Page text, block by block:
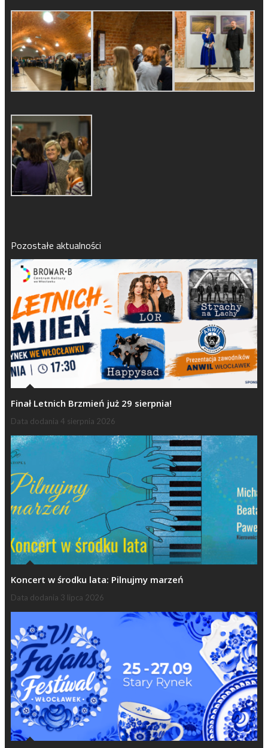
Pozostałe aktualności
Finał Letnich Brzmień już 29 sierpnia!
Data dodania 4 sierpnia 2026
Koncert w środku lata: Pilnujmy marzeń
Data dodania 3 lipca 2026